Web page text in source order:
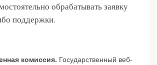
обрабатывать заявку
поддержки.
комиссия. Государственный веб-